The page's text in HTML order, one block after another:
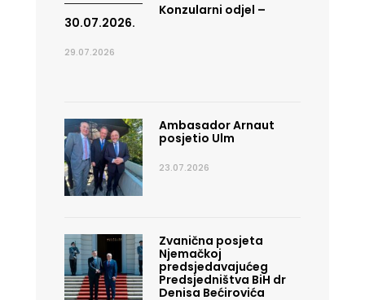
Konzularni odjel –
30.07.2026.
29.07.2026
Ambasador Arnaut
posjetio Ulm
23.07.2026
Zvanična posjeta
Njemačkoj
predsjedavajućeg
Predsjedništva BiH dr
Denisa Bećirovića